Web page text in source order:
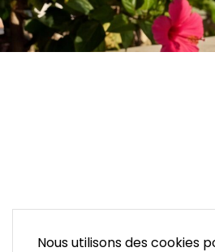
Nous utilisons des cookies